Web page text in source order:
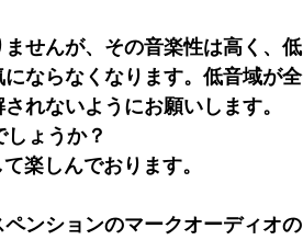
せんが、その音楽性は高く、低
ならなくなります。低音域が全
れないようにお願いします。
ょうか？
楽しんでおります。
ペンションのマークオーディオの